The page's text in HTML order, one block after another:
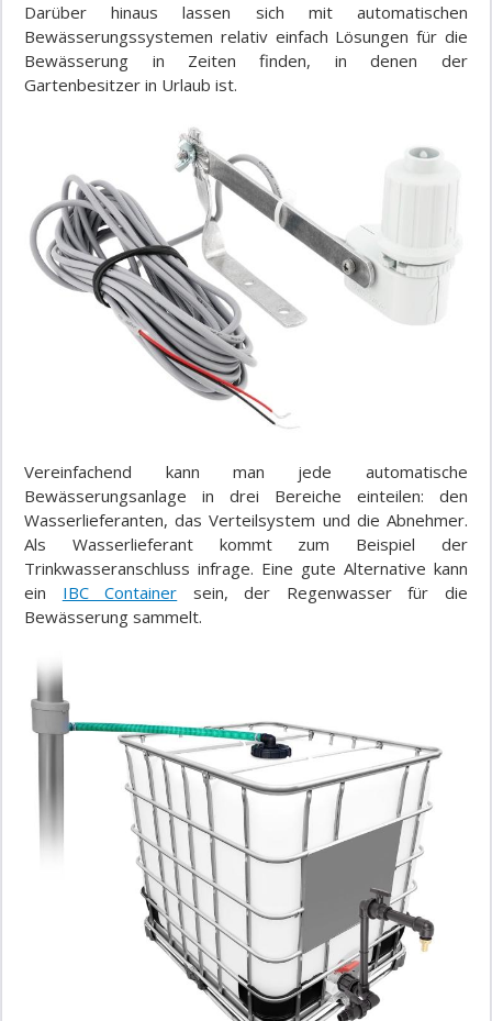
Darüber hinaus lassen sich mit automatischen
Bewässerungssystemen relativ einfach Lösungen für die
Bewässerung in Zeiten finden, in denen der
Gartenbesitzer in Urlaub ist.
Vereinfachend kann man jede automatische
Bewässerungsanlage in drei Bereiche einteilen: den
Wasserlieferanten, das Verteilsystem und die Abnehmer.
Als Wasserlieferant kommt zum Beispiel der
Trinkwasseranschluss infrage. Eine gute Alternative kann
ein IBC Container sein, der Regenwasser für die
Bewässerung sammelt.